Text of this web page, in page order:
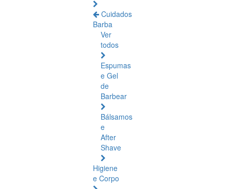
Cuidados
Barba
Ver
todos
Espumas
e Gel
de
Barbear
Bálsamos
e
After
Shave
Higiene
e Corpo